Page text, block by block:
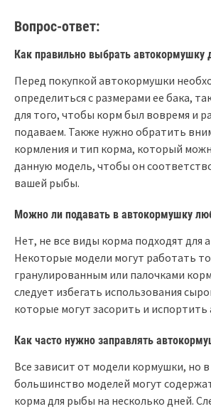
Вопрос-ответ:
Как правильно выбрать автокормушку
Перед покупкой автокормушки
определиться с размерами ее бака,
для того, чтобы корм был вовремя и
подаваем. Также нужно обратить
кормления и тип корма, который
данную модель, чтобы он
вашей рыбы.
Можно ли подавать в автокормушку
Нет, не все виды корма подходят для
Некоторые модели могут работать
гранулированным или палочками
следует избегать использования
которые могут засорить и испортить
Как часто нужно заправлять
Все зависит от модели кормушки, но
большинство моделей могут
корма для рыбы на несколько дней.